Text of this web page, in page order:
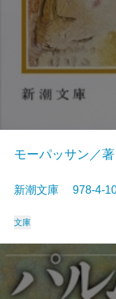
モーパッサン／
新潮文庫 978-4-
文庫